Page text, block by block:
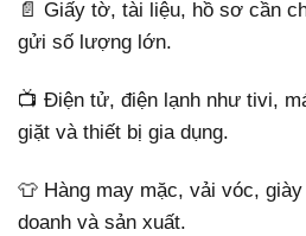
📄 Giấy tờ, tài liệu, hồ sơ cần
gửi số lượng lớn.
📺 Điện tử, điện lạnh như tivi,
giặt và thiết bị gia dụng.
👕 Hàng may mặc, vải vóc,
doanh và sản xuất.